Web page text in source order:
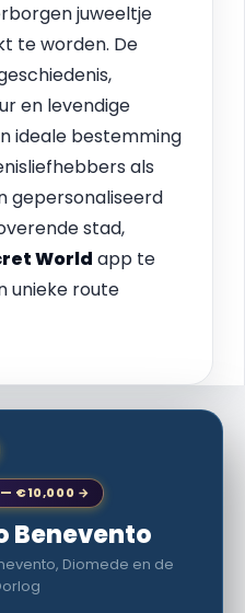
juweeltje
te worden. De
en levendige
ideale bestemming
als
gepersonaliseerd
stad,
World app te
unieke route
— €10,000 →
Benevento
Diomede en de